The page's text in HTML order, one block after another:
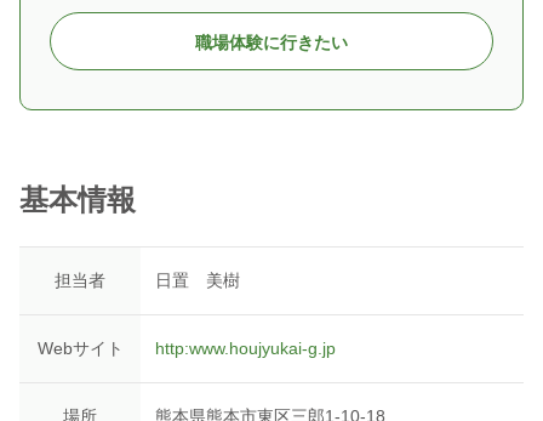
職場体験に行きたい
基本情報
担当者 日置 美樹
Webサイト http:www.houjyukai-g.jp
場所 熊本県熊本市東区三郎1-10-18